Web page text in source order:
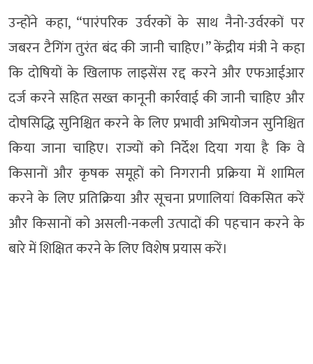
उन्होंने कहा, “पारंपरिक उर्वरकों के साथ नैनो-उर्वरकों पर
जबरन टैगिंग तुरंत बंद की जानी चाहिए।” केंद्रीय मंत्री ने कहा
कि दोषियों के खिलाफ लाइसेंस रद्द करने और एफआईआर
दर्ज करने सहित सख्त कानूनी कार्रवाई की जानी चाहिए और
दोषसिद्धि सुनिश्चित करने के लिए प्रभावी अभियोजन सुनिश्चित
किया जाना चाहिए। राज्यों को निर्देश दिया गया है कि वे
किसानों और कृषक समूहों को निगरानी प्रक्रिया में शामिल
करने के लिए प्रतिक्रिया और सूचना प्रणालियां विकसित करें
और किसानों को असली-नकली उत्पादों की पहचान करने के
बारे में शिक्षित करने के लिए विशेष प्रयास करें।